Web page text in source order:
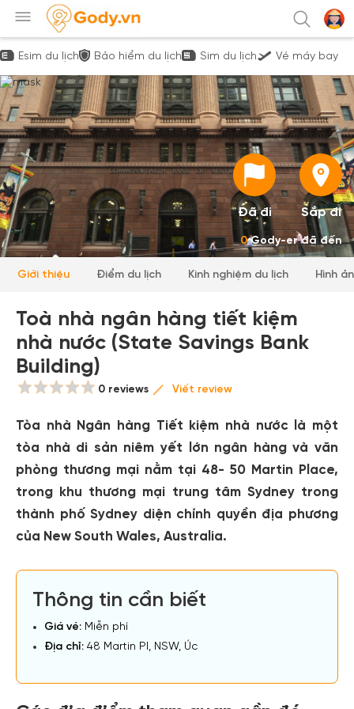
Esim du lịch Bảo hiểm du lịch Sim du lịch Vé máy bay
Đã đi Sắp đi
0Gody-er đã đến
Giới thiệu Điểm du lịch Kinh nghiệm du lịch Hình
Toà nhà ngân hàng tiết kiệm
nhà nước (State Savings Bank
Building)
0 reviews Viết review
Tòa nhà Ngân hàng Tiết kiệm nhà nước là một
tòa nhà di sản niêm yết lớn ngân hàng và văn
phòng thương mại nằm tại 48- 50 Martin Place,
trong khu thương mại trung tâm Sydney trong
thành phố Sydney diện chính quyền địa phương
của New South Wales, Australia.
Thông tin cần biết
Giá vé: Miễn phí
Địa chỉ: 48 Martin Pl, NSW, Úc